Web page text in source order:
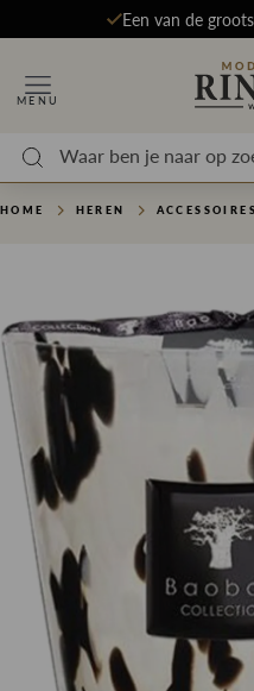
Een van de
MENU
HOME HEREN ACCESSOIRES